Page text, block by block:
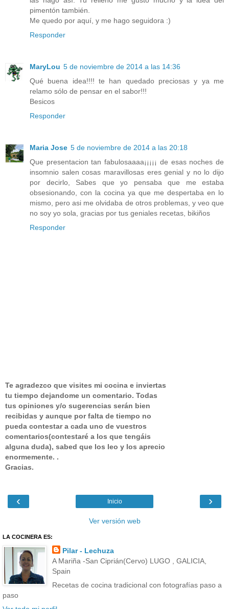
pimentón también.
Me quedo por aquí, y me hago seguidora :)
Responder
MaryLou 5 de noviembre de 2014 a las 14:36
Qué buena idea!!!! te han quedado preciosas y ya me
relamo sólo de pensar en el sabor!!!
Besicos
Responder
Maria Jose 5 de noviembre de 2014 a las 20:18
Que presentacion tan fabulosaaaa¡¡¡¡¡ de esas noches de
insomnio salen cosas maravillosas eres genial y no lo dijo
por decirlo, Sabes que yo pensaba que me estaba
obsesionando, con la cocina ya que me despertaba en lo
mismo, pero asi me olvidaba de otros problemas, y veo que
no soy yo sola, gracias por tus geniales recetas, bikiños
Responder
Te agradezco que visites mi cocina e inviertas
tu tiempo dejandome un comentario. Todas
tus opiniones y/o sugerencias serán bien
recibidas y aunque por falta de tiempo no
pueda contestar a cada uno de vuestros
comentarios(contestaré a los que tengáis
alguna duda), sabed que los leo y los aprecio
enormemente. .
Gracias.
‹ ›
Inicio
Ver versión web
LA COCINERA ES:
Pilar - Lechuza
A Mariña -San Ciprián(Cervo) LUGO , GALICIA,
Spain
Recetas de cocina tradicional con fotografías paso a
paso